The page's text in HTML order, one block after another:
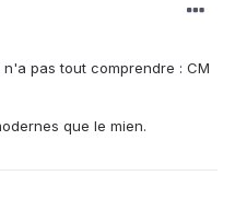
pas tout comprendre : CM
que le mien.